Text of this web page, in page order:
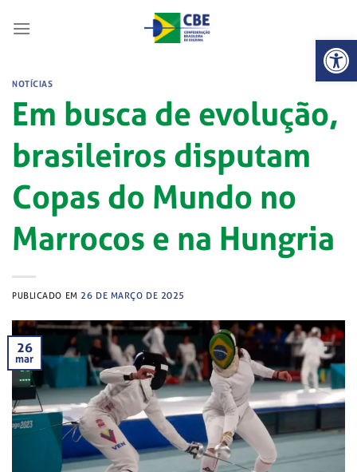
Abrir
NOTÍCIAS
Em busca de evolução,
brasileiros disputam
Copas do Mundo no
Marrocos e na Hungria
PUBLICADO EM 26 DE MARÇO DE 2025
26
mar